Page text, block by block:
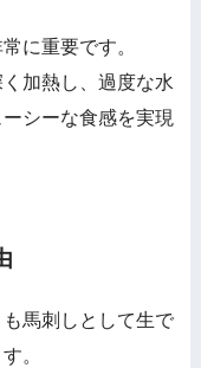
に重要です。
加熱し、過度な水
シーな食感を実現
馬刺しとして生で
。